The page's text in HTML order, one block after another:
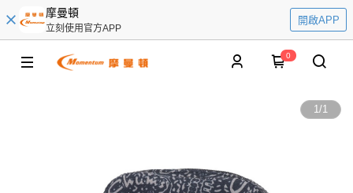
摩曼頓
立刻使用官方APP
開啟APP
0
1/1